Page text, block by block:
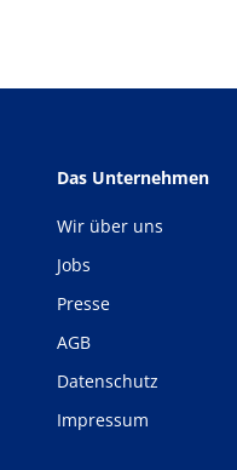
Das Unternehmen
Wir über uns
Jobs
Presse
AGB
Datenschutz
Impressum